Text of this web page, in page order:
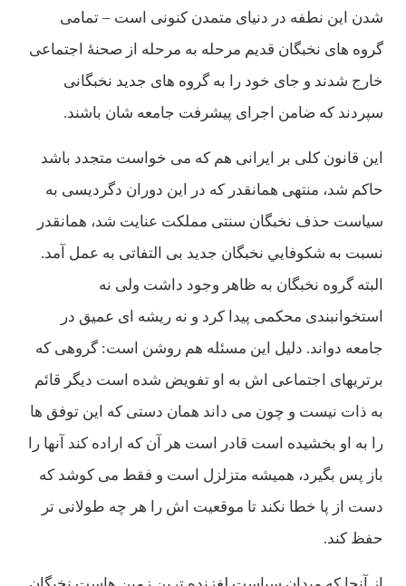
شدن اين نطفه در دنيای متمدن كنونی است – تمامی
گروه های نخبگان قديم مرحله به مرحله از صحنۀ اجتماعی
خارج شدند و جای خود را به گروه های جديد نخبگانی
سپردند كه ضامن اجرای پيشرفت جامعه شان باشند.
اين قانون كلی بر ايرانی هم كه می خواست متجدد باشد
حاكم شد، منتهی همانقدر كه در اين دوران دگرديسی به
سياست حذف نخبگان سنتی مملكت عنايت شد، همانقدر
نسبت به شكوفايي نخبگان جديد بی التفاتی به عمل آمد.
البته گروه نخبگان به ظاهر وجود داشت ولی نه
استخوانبندی محكمی پيدا كرد و نه ريشه ای عميق در
جامعه دواند. دليل اين مسئله هم روشن است: گروهی كه
برتريهای اجتماعی اش به او تفويض شده است ديگر قائم
به ذات نيست و چون می داند همان دستی كه اين توفق ها
را به او بخشيده است قادر است هر آن كه اراده كند آنها را
باز پس بگيرد، هميشه متزلزل است و فقط می كوشد كه
دست از پا خطا نكند تا موقعيت اش را هر چه طولانی تر
حفظ كند.